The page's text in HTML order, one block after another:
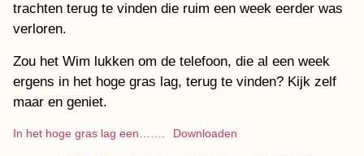
trachten terug te vinden die ruim een week eerder was
verloren.
Zou het Wim lukken om de telefoon, die al een week
ergens in het hoge gras lag, terug te vinden? Kijk zelf
maar en geniet.
In het hoge gras lag een……. Downloaden